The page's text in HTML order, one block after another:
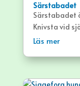
Särstabadet
Särstabadet
Knivsta vid
annat på
Läs mer